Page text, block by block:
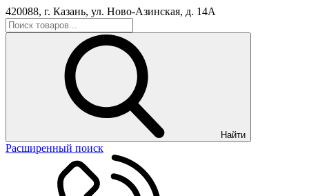
420088, г. Казань, ул. Ново-Азинская, д. 14А
Найти
Расширенный поиск